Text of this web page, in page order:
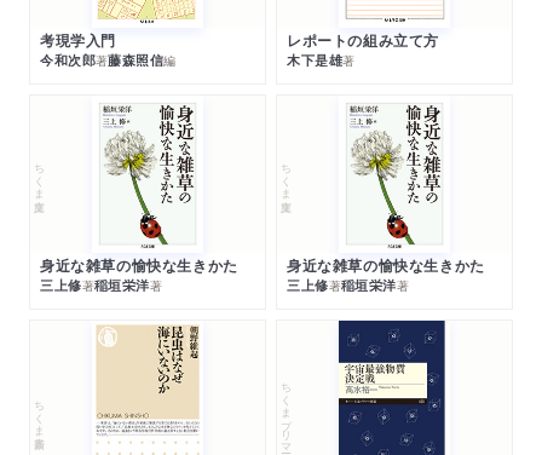
考現学入門
今和次郎著藤森照信編
レポートの組み立て方
木下是雄著
ちくま文庫
身近な雑草の愉快な生きかた
三上修著稲垣栄洋著
ちくま文庫
身近な雑草の愉快な生きかた
三上修著稲垣栄洋著
ちくま新書 ちくまプリマー新書